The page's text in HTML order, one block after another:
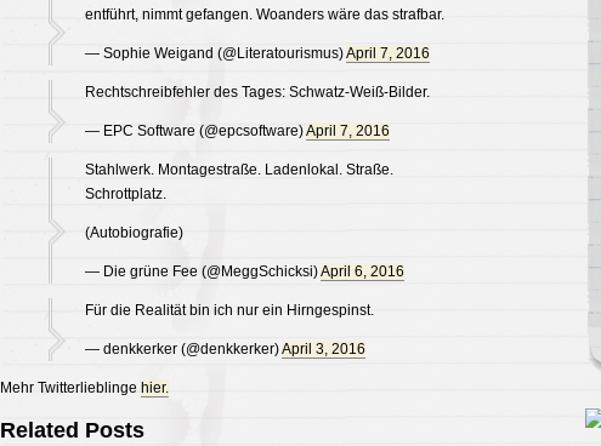
entführt, nimmt gefangen. Woanders wäre das strafbar.
— Sophie Weigand (@Literatourismus)April 7, 2016
Rechtschreibfehler des Tages: Schwatz-Weiß-Bilder.
— EPC Software (@epcsoftware)April 7, 2016
Stahlwerk. Montagestraße. Ladenlokal. Straße.
Schrottplatz.
(Autobiografie)
— Die grüne Fee (@MeggSchicksi)April 6, 2016
Für die Realität bin ich nur ein Hirngespinst.
— denkkerker (@denkkerker)April 3, 2016
Mehr Twitterlieblinge hier.
Related Posts